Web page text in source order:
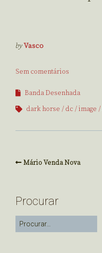
byVasco
Sem comentários
Banda Desenhada
dark horse
dc image
Mário Venda Nova
Procurar